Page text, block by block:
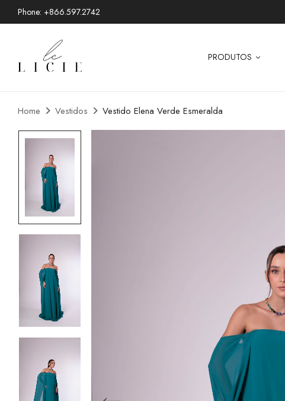
Phone: +866.597.2742
PRODUTOS
Home Vestidos Vestido Elena Verde Esmeralda